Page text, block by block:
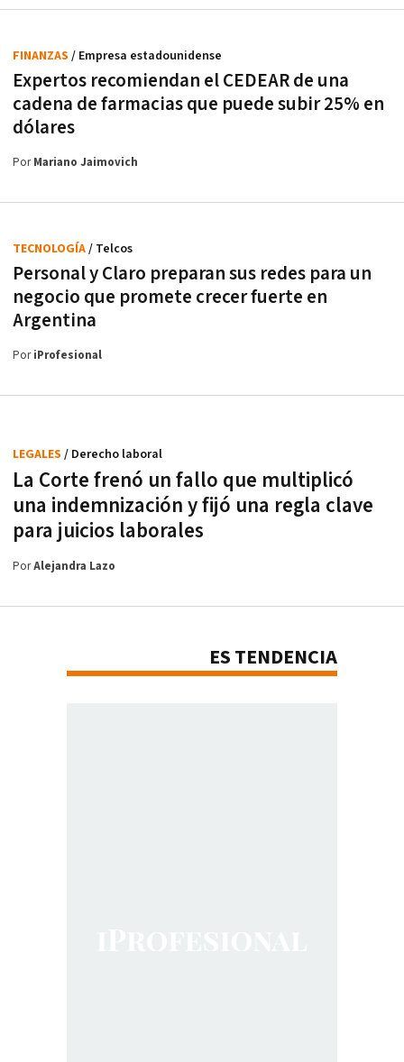
Expertos recomiendan el CEDEAR de una
cadena de farmacias que puede subir 25% en
dólares
FINANZAS / Empresa estadounidense
PorMariano Jaimovich
Personal y Claro preparan sus redes para un
negocio que promete crecer fuerte en
Argentina
TECNOLOGÍA/ Telcos
PoriProfesional
La Corte frenó un fallo que multiplicó
una indemnización y fijó una regla clave
para juicios laborales
LEGALES / Derecho laboral
PorAlejandra Lazo
ES TENDENCIA